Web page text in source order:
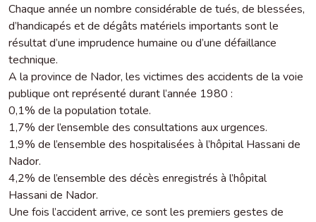
Chaque année un nombre considérable de tués, de blessées,
d’handicapés et de dégâts matériels importants sont le
résultat d’une imprudence humaine ou d’une défaillance
technique.
A la province de Nador, les victimes des accidents de la voie
publique ont représenté durant l’année 1980 :
0,1% de la population totale.
1,7% der l’ensemble des consultations aux urgences.
1,9% de l’ensemble des hospitalisées à l’hôpital Hassani de
Nador.
4,2% de l’ensemble des décès enregistrés à l’hôpital
Hassani de Nador.
Une fois l’accident arrive, ce sont les premiers gestes de